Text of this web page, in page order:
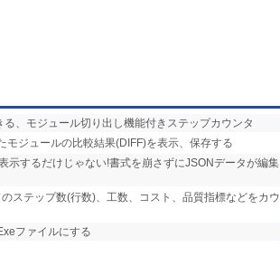
、モジュール切り出し機能付きステップカウンタ
モジュールの比較結果(DIFF)を表示、保存する
示するだけじゃない!書式を崩さずにJSONデータが編集
ステップ数(行数)、工数、コスト、品質指標などをカウ
ファイルにする